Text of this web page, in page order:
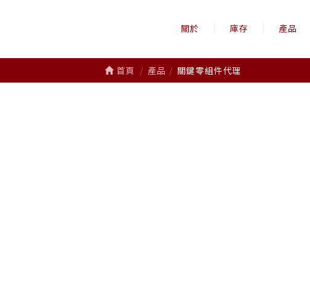
關於 庫存 產品
首頁 產品 關鍵零組件代理